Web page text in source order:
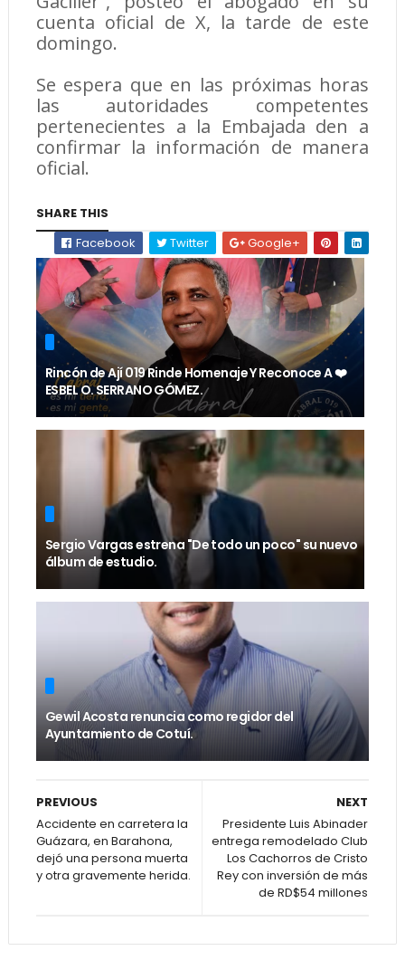
cuenta oficial de X, la tarde de este
domingo.
Se espera que en las próximas horas
las autoridades competentes
pertenecientes a la Embajada den a
confirmar la información de manera
oficial.
SHARE THIS
Facebook
Twitter Google+
Rincón de Ají 019 Rinde Homenaje Y Reconoce A ❤️
ESBEL O. SERRANO GÓMEZ.
Sergio Vargas estrena "De todo un poco" su nuevo
álbum de estudio.
Gewil Acosta renuncia como regidor del
Ayuntamiento de Cotuí.
NEXT
Presidente Luis Abinader
entrega remodelado Club
Los Cachorros de Cristo
Rey con inversión de más
de RD$54 millones
PREVIOUS
Accidente en carretera la
Guázara, en Barahona,
dejó una persona muerta
y otra gravemente herida.